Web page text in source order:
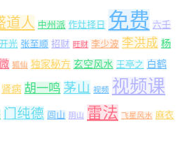
道人 中州派 作灶择日 免费 六壬
开光 张至顺 招财 旺财 李少波 李洪成 杨
狐仙 独家秘方 玄空风水 王亭之 白鹤
肾病 胡一鸣 茅山 视频 视频课
门纯德 闾山 阴山 雷法 飞星风水 麻衣